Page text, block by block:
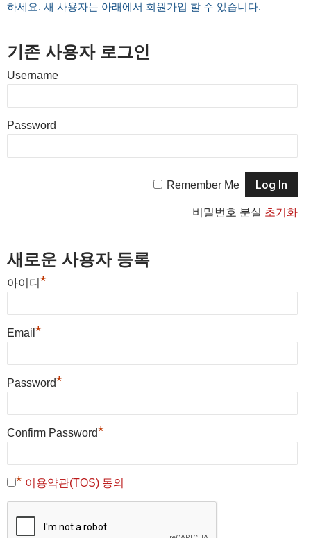
하세요. 새 사용자는 아래에서 회원가입 할 수 있습니다.
기존 사용자 로그인
Username
Password
Remember Me
비밀번호 분실 초기화
새로운 사용자 등록
아이디 *
Email *
Password*
Confirm Password*
* 이용약관(TOS) 동의